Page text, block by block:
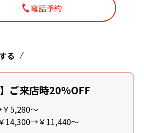
電話予約
る
ご来店時20%OFF
5,280～
14,300→￥11,440～